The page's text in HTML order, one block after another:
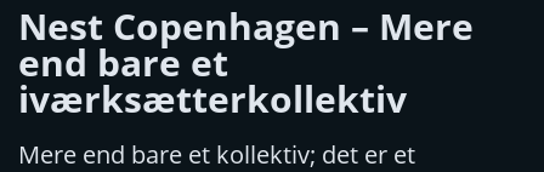
Nest Copenhagen – Mere
end bare et
iværksætterkollektiv
Mere end bare et kollektiv; det er et